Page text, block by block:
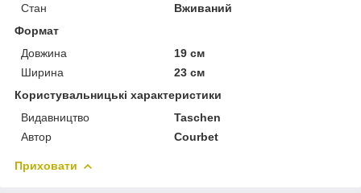
Стан
Вживаний
Формат
Довжина
19 см
Ширина
23 см
Користувальницькі характеристики
Видавництво
Taschen
Автор
Courbet
Приховати